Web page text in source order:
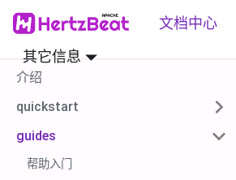
文档中心
其它信息
介绍
quickstart
guides
帮助入门